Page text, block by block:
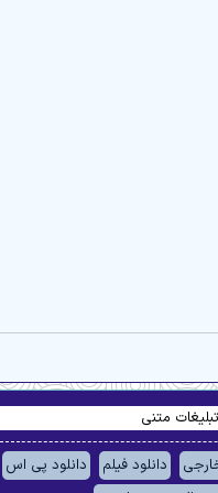
تبلیغات متنی
دانلود فیلم
دانلود پی اس